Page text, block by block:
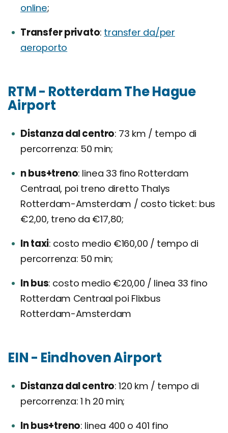
online;
Transfer privato transfer da/per
aeroporto
RTM - Rotterdam The Hague
Airport
Distanza dal centro 73 km / tempo di
percorrenza: 50 min;
n bus+treno linea 33 fino Rotterdam
Centraal, poi treno diretto Thalys
Rotterdam-Amsterdam / costo ticket: bus
€2,00, treno da €17,80;
In taxi costo medio €160,00 / tempo di
percorrenza: 50 min;
In bus costo medio €20,00 / linea 33 fino
Rotterdam Centraal poi Flixbus
Rotterdam-Amsterdam
EIN - Eindhoven Airport
Distanza dal centro 120 km / tempo di
percorrenza: 1 h 20 min;
In bus+treno linea 400 o 401 fino